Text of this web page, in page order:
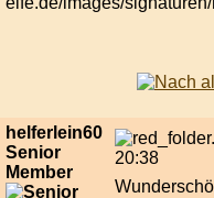
helferlein60
Senior
Member
20:38